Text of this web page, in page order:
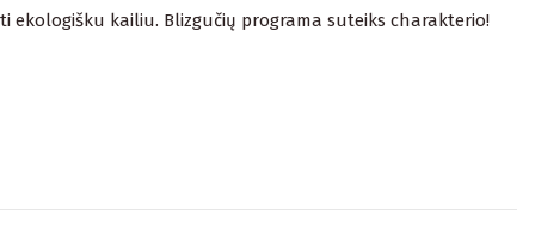
ekologišku kailiu. Blizgučių programa suteiks charakterio!